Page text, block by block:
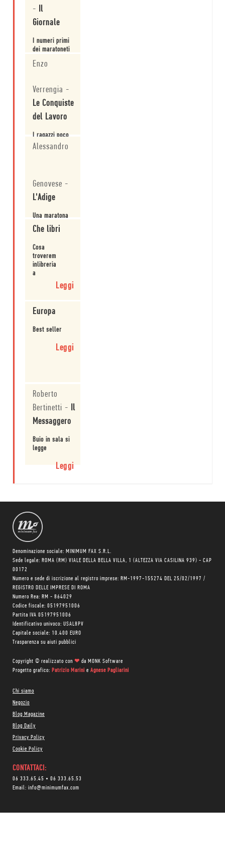
- Il
Giornale
I numeri primi
dei maratoneti
Enzo
Verrengia -
Le Conquiste
del Lavoro
I ragazzi poco
raccomandabili
Alessandro
Genovese -
L'Adige
Una maratona
come vendetta
degli oppressi
Che libri
Cosa
troveremo
inlibreria
a
Leggi
Europa
Best seller
Leggi
Roberto
Bertinetti - Il
Messaggero
Buio in sala si
legge
Leggi
Denominazione sociale: MINIMUM FAX S.R.L.
Sede legale: ROMA (RM) VIALE DELLA BELLA VILLA, 1 (ALTEZZA VIA CASILINA 939) - CAP
00172
Numero e sede di iscrizione al registro imprese: RM-1997-155274 DEL 25/02/1997 /
REGISTRO DELLE IMPRESE DI ROMA
Numero Rea: RM - 864029
Codice fiscale: 05197951006
Partita IVA 05197951006
Identificativo univoco: USAL8PV
Capitale sociale: 10.400 EURO
Trasparenza su aiuti pubblici
Copyright © realizzato con ❤ da MONK Software
Progetto grafico: Patrizio Marini e Agnese Pagliarini
Chi siamo
Negozio
Blog Magazine
Blog Daily
Privacy Policy
Cookie Policy
CONTATTACI:
06 333.65.45 • 06 333.65.53
Email: info@minimumfax.com